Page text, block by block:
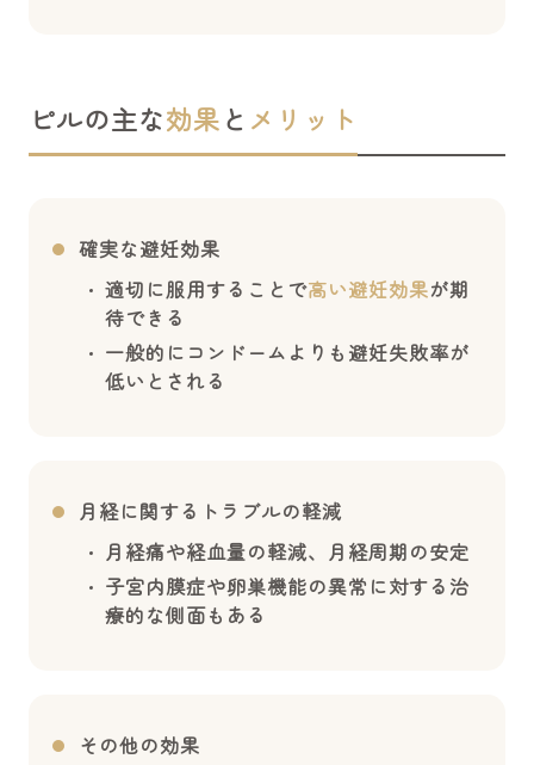
ピルの主な効果と メリット
確実な避妊効果
適切に服用することで高い避妊効果が期
待できる
一般的にコンドームよりも避妊失敗率が
低いとされる
月経に関するトラブルの軽減
月経痛や経血量の軽減、月経周期の安定
子宮内膜症や卵巣機能の異常に対する治
療的な側面もある
その他の効果